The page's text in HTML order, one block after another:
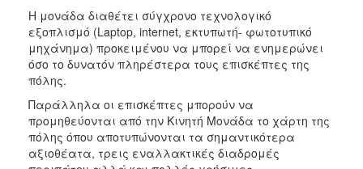
2019
2018
2017
2016
2015
2013
2012
Η μονάδα διαθέτει σύγχρονο τεχνολογικό
εξοπλισμό (Laptop, internet, εκτυπωτή- φωτοτυπικό
μηχάνημα) προκειμένου να μπορεί να ενημερώνει
όσο το δυνατόν πληρέστερα τους επισκέπτες της
πόλης.
Παράλληλα οι επισκέπτες μπορούν να
προμηθεύονται από την Κινητή Μονάδα το χάρτη της
πόλης όπου αποτυπώνονται τα σημαντικότερα
αξιοθέατα, τρεις εναλλακτικές διαδρομές